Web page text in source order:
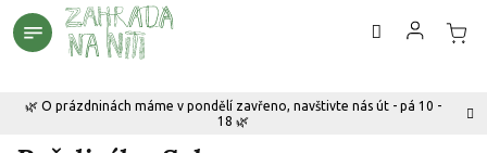
Přejít
na
🌿 O prázdninách máme v pondělí zavřeno, navštivte nás út - pá 10 -
18 🌿